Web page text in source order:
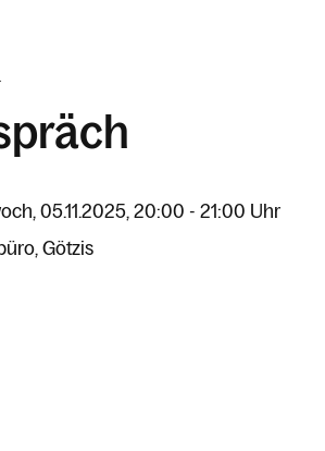
05.11.2025, 20:00 - 21:00 Uhr
Götzis